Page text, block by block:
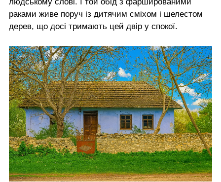
раками живе поруч із дитячим сміхом і шелестом
дерев, що досі тримають цей двір у спокої.